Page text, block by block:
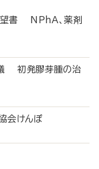
望書 NPhA、薬剤
議 初発膠芽腫の治
会けんぽ